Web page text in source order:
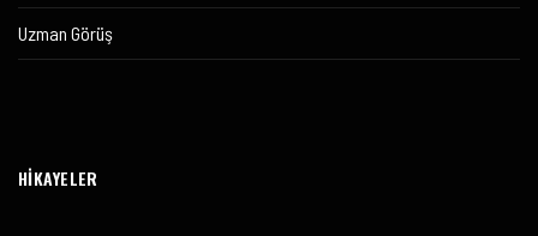
Uzman Görüş
HİKAYELER